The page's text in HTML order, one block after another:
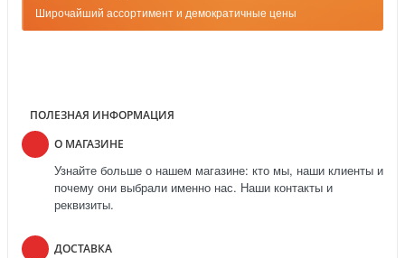
Широчайший ассортимент и демократичные цены
ПОЛЕЗНАЯ ИНФОРМАЦИЯ
О МАГАЗИНЕ
Узнайте больше о нашем магазине: кто мы, наши клиенты и
почему они выбрали именно нас. Наши контакты и
реквизиты.
ДОСТАВКА